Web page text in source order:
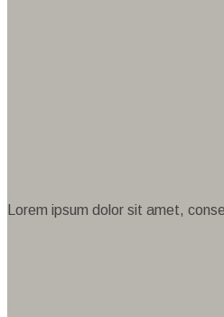
Lorem ipsum dolor sit amet,